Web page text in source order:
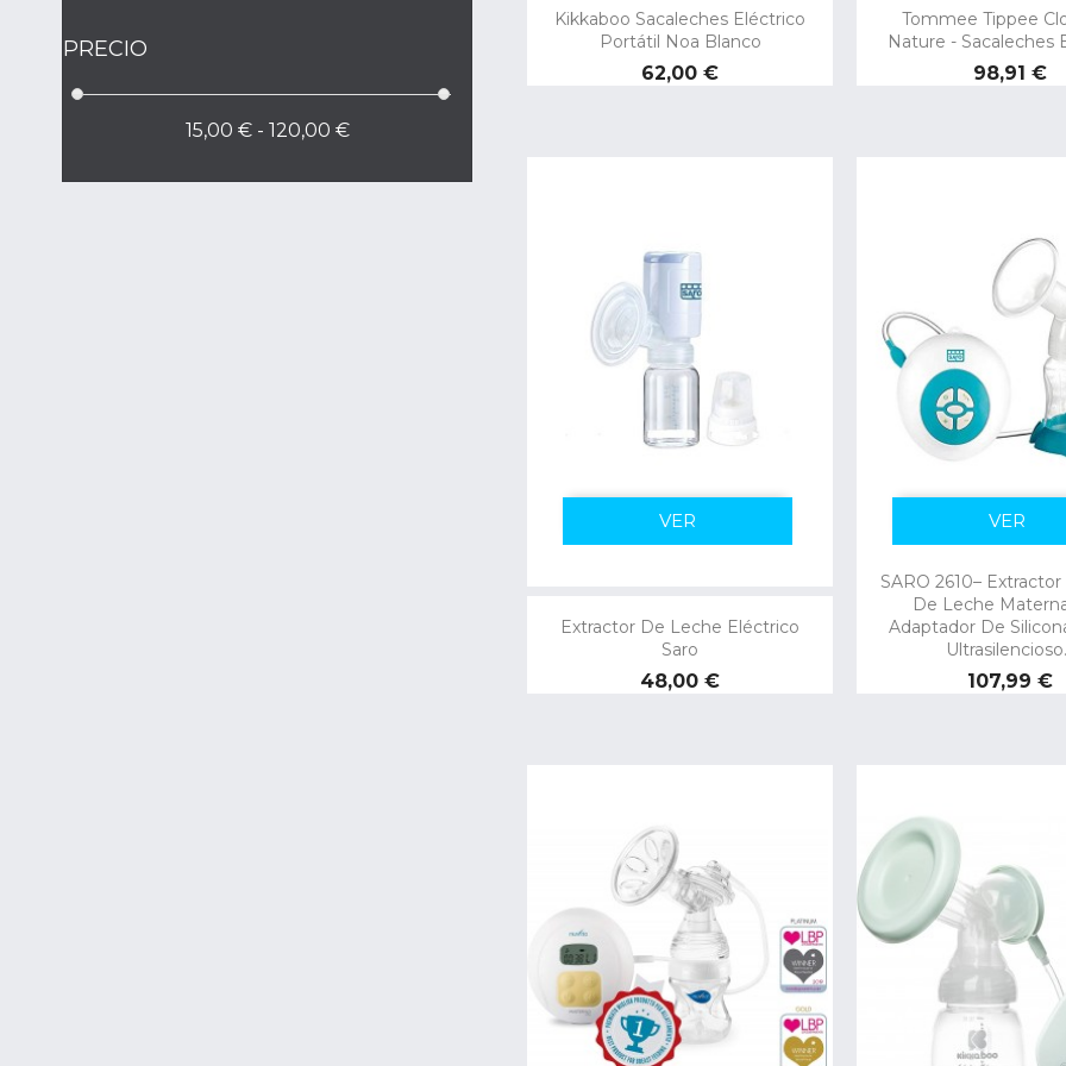
PRECIO
15,00 € - 120,00 €
Kikkaboo Sacaleches Eléctrico
Portátil Noa Blanco
Precio
62,00 €
Tommee Tippee
Nature - Sacaleches
Precio
98,91 €
Extractor De Leche Eléctrico
Saro
Precio
48,00 €
VER
SARO 2610–
De Leche
Adaptador De
Precio
107,99 €
VER